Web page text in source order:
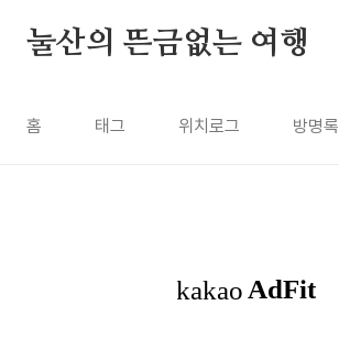
눌산의 뜬금없는 여행
홈 태그 위치로그 방명록